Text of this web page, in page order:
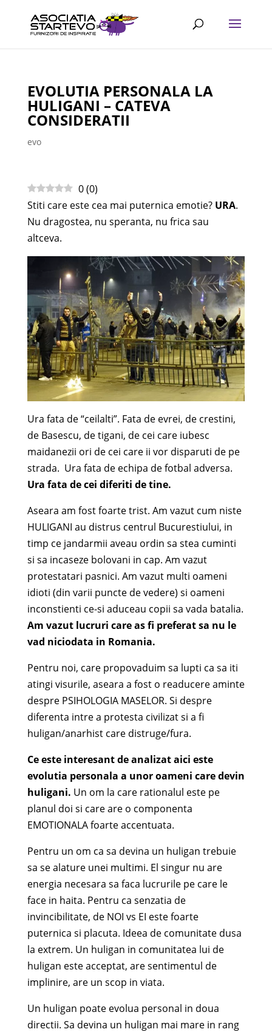
EVOLUTIA PERSONALA LA
HULIGANI – CATEVA
CONSIDERATII
evo
0 (0)
Stiti care este cea mai puternica emotie? URA.
Nu dragostea, nu speranta, nu frica sau
altceva.
Ura fata de “ceilalti”. Fata de evrei, de crestini,
de Basescu, de tigani, de cei care iubesc
maidanezii ori de cei care ii vor disparuti de pe
strada. Ura fata de echipa de fotbal adversa.
Ura fata de cei diferiti de tine.
Aseara am fost foarte trist. Am vazut cum niste
HULIGANI au distrus centrul Bucurestiului, in
timp ce jandarmii aveau ordin sa stea cuminti
si sa incaseze bolovani in cap. Am vazut
protestatari pasnici. Am vazut multi oameni
idioti (din varii puncte de vedere) si oameni
inconstienti ce-si aduceau copii sa vada batalia.
Am vazut lucruri care as fi preferat sa nu le
vad niciodata in Romania.
Pentru noi, care propovaduim sa lupti ca sa iti
atingi visurile, aseara a fost o readucere aminte
despre PSIHOLOGIA MASELOR. Si despre
diferenta intre a protesta civilizat si a fi
huligan/anarhist care distruge/fura.
Ce este interesant de analizat aici este
evolutia personala a unor oameni care devin
huligani. Un om la care rationalul este pe
planul doi si care are o componenta
EMOTIONALA foarte accentuata.
Pentru un om ca sa devina un huligan trebuie
sa se alature unei multimi. El singur nu are
energia necesara sa faca lucrurile pe care le
face in haita. Pentru ca senzatia de
invincibilitate, de NOI vs EI este foarte
puternica si placuta. Ideea de comunitate dusa
la extrem. Un huligan in comunitatea lui de
huligan este acceptat, are sentimentul de
implinire, are un scop in viata.
Un huligan poate evolua personal in doua
directii. Sa devina un huligan mai mare in rang